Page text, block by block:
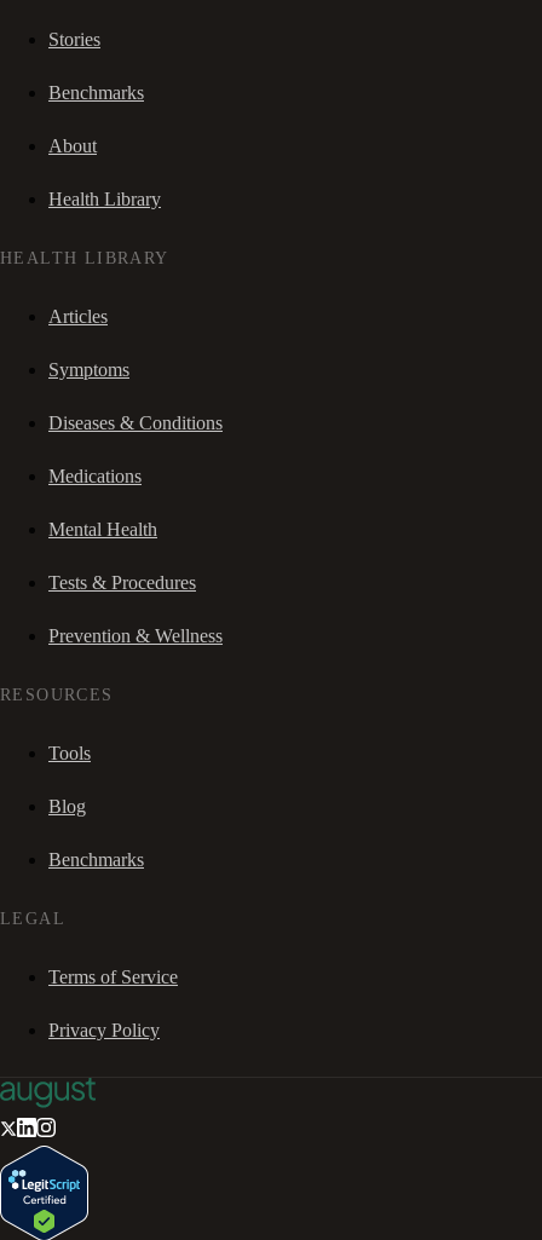
Stories
Benchmarks
About
Health Library
HEALTH LIBRARY
Articles
Symptoms
Diseases & Conditions
Medications
Mental Health
Tests & Procedures
Prevention & Wellness
RESOURCES
Tools
Blog
Benchmarks
LEGAL
Terms of Service
Privacy Policy